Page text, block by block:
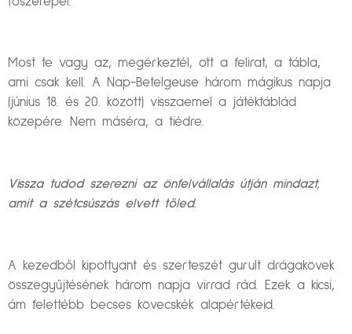
Most te vagy az, megérkeztél, ott a felirat, a tábla,
ami csak kell. A Nap-Betelgeuse három mágikus napja
(június 18. és 20. között) visszaemel a játéktáblád
közepére. Nem máséra, a tiédre.
Vissza tudod szerezni az önfelvállalás útján mindazt,
amit a szétcsúszás elvett tőled.
A kezedből kipottyant és szerteszét gurult drágakövek
összegyűjtésének három napja virrad rád. Ezek a kicsi,
ám felettébb becses kövecskék alapértékeid.